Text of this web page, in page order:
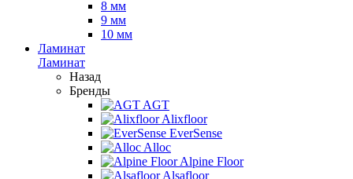
8 мм
9 мм
10 мм
Ламинат
Ламинат
Назад
Бренды
AGT
Alixfloor
EverSense
Alloc
Alpine Floor
Alsafloor